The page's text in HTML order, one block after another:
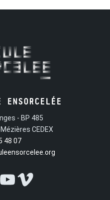
- BP 485
CEDEX
48 07
YouTube
Vimeo